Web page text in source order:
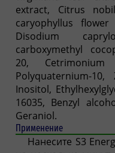
extract, Citrus
caryophyllus
Disodium
carboxymethyl
20,
Polyquaternium-
Inositol,
16035, Benzyl
Geraniol.
Применение
Нанесите S3